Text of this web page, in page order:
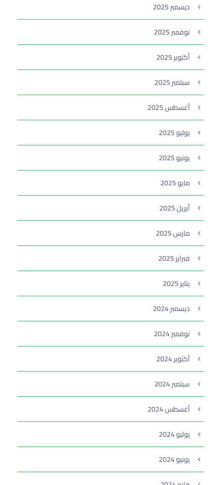
ديسمبر 2025
نوفمبر 2025
أكتوبر 2025
سبتمبر 2025
أغسطس 2025
يوليو 2025
يونيو 2025
مايو 2025
أبريل 2025
مارس 2025
فبراير 2025
يناير 2025
ديسمبر 2024
نوفمبر 2024
أكتوبر 2024
سبتمبر 2024
أغسطس 2024
يوليو 2024
يونيو 2024